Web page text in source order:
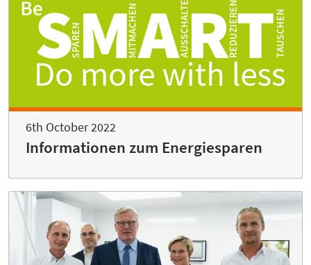
6th October 2022
Informationen zum Energiesparen